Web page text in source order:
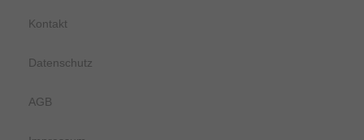
Kontakt
Datenschutz
AGB